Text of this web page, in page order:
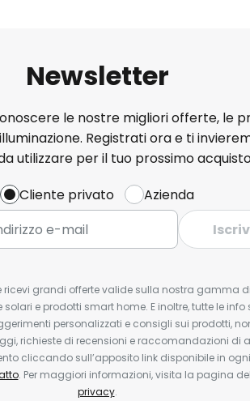
Newsletter
le nostre migliori offerte, le
Registrati ora e ti
utilizzare per il tuo prossimo
Cliente privato
Azienda
ricevi grandi offerte valide sulla nostra gamma
e prodotti smart home. E inoltre, tutte le
personalizzati e consigli sui prodotti,
richieste di recensioni e raccomandazioni di
cliccando sull’apposito link disponibile in
. Per maggiori informazioni, visita la pagina
privacy.